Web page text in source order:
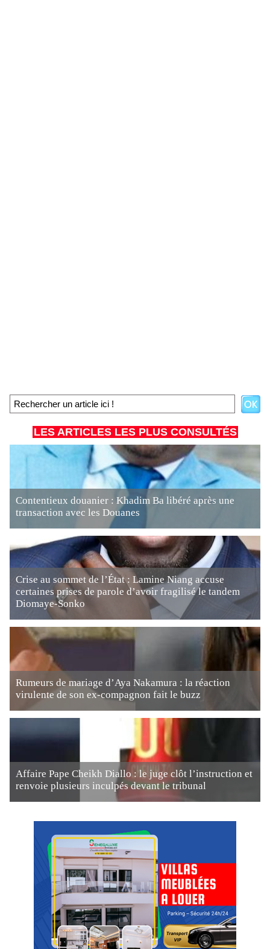
LES ARTICLES LES PLUS CONSULTÉS
Contentieux douanier : Khadim Ba libéré après une
transaction avec les Douanes
Crise au sommet de l’État : Lamine Niang accuse
certaines prises de parole d’avoir fragilisé le tandem
Diomaye-Sonko
Rumeurs de mariage d’Aya Nakamura : la réaction
virulente de son ex-compagnon fait le buzz
Affaire Pape Cheikh Diallo : le juge clôt l’instruction et
renvoie plusieurs inculpés devant le tribunal